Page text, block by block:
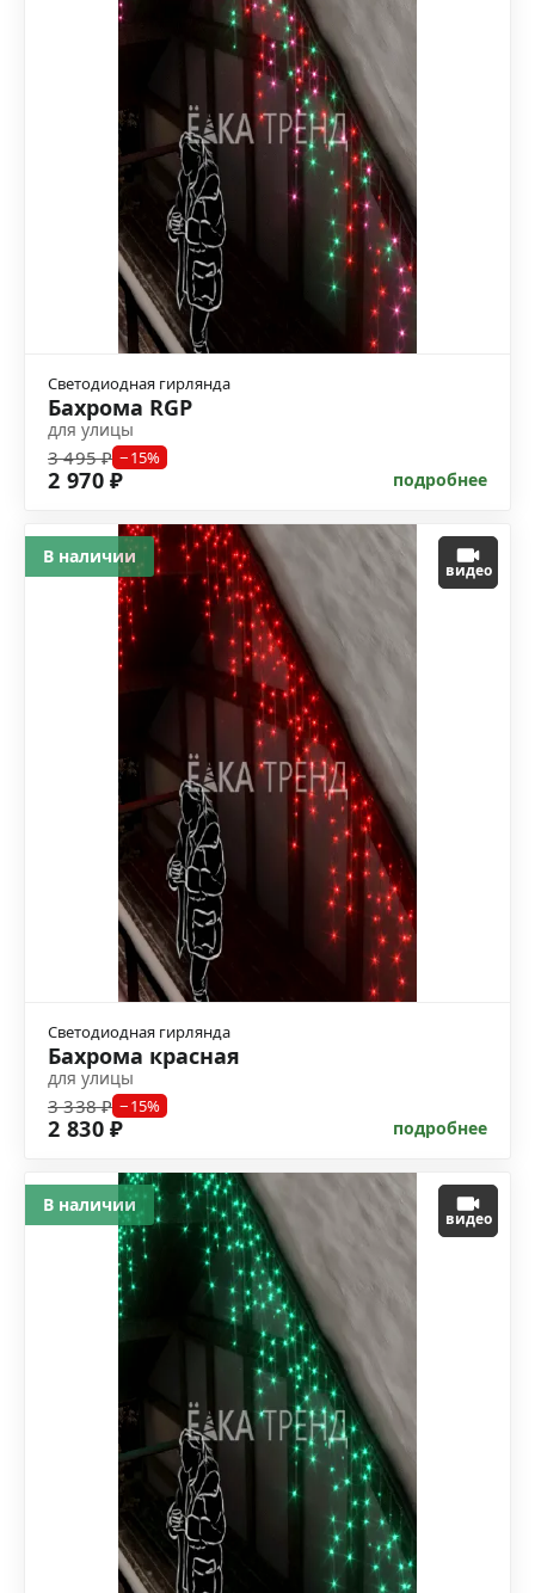
Светодиодная гирлянда
Бахрома RGP
для улицы
3 495 ₽ −15%
2 970 ₽ подробнее
видео
Светодиодная гирлянда
Бахрома красная
для улицы
3 338 ₽ −15%
2 830 ₽ подробнее
В наличии
видео
В наличии